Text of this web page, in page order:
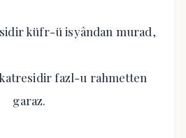
küfr-ü isyândan murad,
fazl-u rahmetten
garaz.